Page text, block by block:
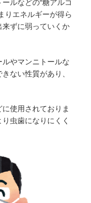
ルなどの“糖アルコ
りエネルギーが得ら
ずに弱っていくか
やマンニトールな
ない性質があり、
使用されておりま
虫歯になりにくく